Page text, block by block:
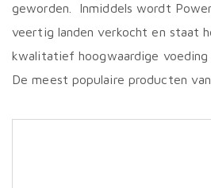
geworden. Inmiddels wordt
veertig landen verkocht en staat
kwalitatief hoogwaardige
De meest populaire producten